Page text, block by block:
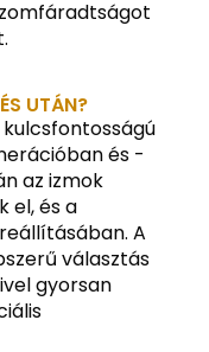
UTÁN?
és -
az izmok
el, és a
A
választás
gyorsan